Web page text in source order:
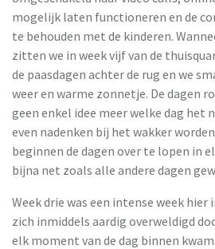
mogelijk laten functioneren en de
te behouden met de kinderen.
zitten we in week vijf van de
de paasdagen achter de rug en we
weer en warme zonnetje. De dagen
geen enkel idee meer welke dag het
even nadenken bij het wakker
beginnen de dagen over te lopen in
bijna net zoals alle andere dagen
Week drie was een intense week hier
zich inmiddels aardig overweldigd
elk moment van de dag binnen